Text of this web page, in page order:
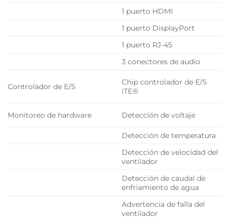
1 puerto HDMI
1 puerto DisplayPort
1 puerto RJ-45
3 conectores de audio
Controlador de E/S
Chip controlador de E/S
iTE®
Monitoreo de hardware Detección de voltaje
Detección de temperatura
Detección de velocidad del
ventilador
Detección de caudal de
enfriamiento de agua
Advertencia de falla del
ventilador